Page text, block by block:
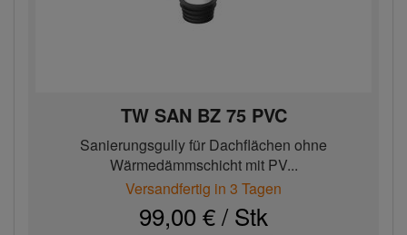
TW SAN BZ 75 PVC
Sanierungsgully für Dachflächen ohne
Wärmedämmschicht mit PV...
Versandfertig in 3 Tagen
99,00 € / Stk